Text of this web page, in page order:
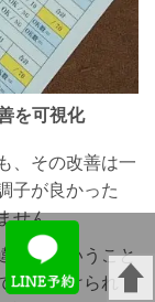
を可視化
、その改善は一
子が良かった
せん。
い」ということ
は見つけられ